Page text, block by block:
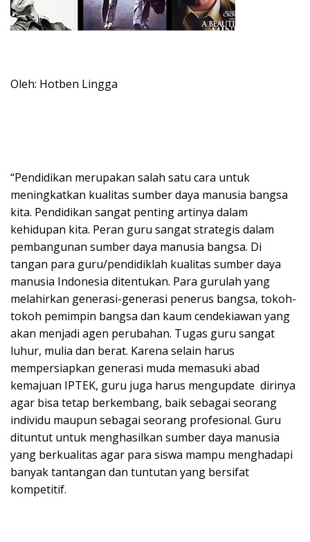
Oleh: Hotben Lingga
“Pendidikan merupakan salah satu cara untuk
meningkatkan kualitas sumber daya manusia bangsa
kita. Pendidikan sangat penting artinya dalam
kehidupan kita. Peran guru sangat strategis dalam
pembangunan sumber daya manusia bangsa. Di
tangan para guru/pendidiklah kualitas sumber daya
manusia Indonesia ditentukan. Para gurulah yang
melahirkan generasi-generasi penerus bangsa, tokoh-
tokoh pemimpin bangsa dan kaum cendekiawan yang
akan menjadi agen perubahan. Tugas guru sangat
luhur, mulia dan berat. Karena selain harus
mempersiapkan generasi muda memasuki abad
kemajuan IPTEK, guru juga harus mengupdate dirinya
agar bisa tetap berkembang, baik sebagai seorang
individu maupun sebagai seorang profesional. Guru
dituntut untuk menghasilkan sumber daya manusia
yang berkualitas agar para siswa mampu menghadapi
banyak tantangan dan tuntutan yang bersifat
kompetitif.